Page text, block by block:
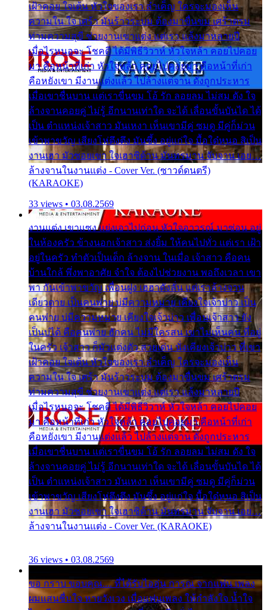
เฝ้าคอย ใจเต้น หัวใจของเรา ลำเค็ญ ใครจะมองเห็น
ความใน ใจ เศร้า มันร้าวระบม ต้องมาขื่นขม เศร้าตรม
ท่ามความสุขี ช่วยงานเขาแต่ง แต่เรา แล้งมาหลายปี
เมื่อไรหนอจะ โชคดี ได้มีพิธีวิวาห์ หัวใจหล้า คอยไปคอย
มา คือหน้าที่เก่า หัวใจหล้า คอยไปคอยมา คือหน้าที่เก่า
คือหยังเขา มีงานแต่งแล้ว ไปล้างแต่จาน ดั่งถูกประหาร
เมื่อเขาชื่นบาน แต่เราขื่นขม โอ้ รัก ลอยลม ไม่สม ดัง ใจ
ล้างจานคอยคู่ ไม่รู้ อีกนานเท่าใด จะได้ เลื่อนขั้นบันได ได้
เป็น ตำแหน่งเจ้าสาว มันเหงา เห็นเขามีคู่ ซมดู มีคู่ก็ม่วน
เข้าพาขวัญ เสียงโห่ตึงตึง มันซึ้ง อยู่แก่ใจ มื้อใด๋หนอ สิเป็น
งานเฮา มัวซอยเขา ใจเฮาซิด้าน มันทรมาน จับจาน เอย…
ล้างจานในงานแต่ง - Cover Ver. (ซาวด์ดนตรี)
(KARAOKE)
33 views • 03.08.2569
งานแต่ง เขาแซง แย่งเอาไปก่อน หัวใจอาวรณ์ มาซ่อน อยู่
ในห้องครัว ข้างนอกเจ้าสาว ส่งยิ้ม ให้คนไปทั่ว แต่เรา เฝ้า
อยู่ในครัว ทำตัวเป็นเด็ก ล้างจาน ในเมื่อ เจ้าสาว คือคน
บ้านใกล้ พึ่งพาอาศัย จำใจ ต้องไปช่วยงาน พอถึงเวลา เขา
พา กันเข้าพาขวัญ เพื่อนฝูง เฮฮาดังลั่น แต่เราล้างจาน
เดียวดาย เป็นคนพ่าย บ่มีความหมาย เคียงใจเจ้าบ่าว เป็น
คนพ่าย บ่มีความหมาย เคียงใจเจ้าบ่าว เพื่อนเจ้าสาว ยัง
เป็นบ่ได้ คือคนพ่าย ฮักคน ไม่มีใครสน เขาไม่เห็นคน ที่อยู่
ในครัว เจ้าสาว ก็มัวแต่งตัว สวยเด่น นั่งเคียงเจ้าบ่าว ที่เขา
เฝ้าคอย ใจเต้น หัวใจของเรา ลำเค็ญ ใครจะมองเห็น
ความใน ใจ เศร้า มันร้าวระบม ต้องมาขื่นขม เศร้าตรม
ท่ามความสุขี ช่วยงานเขาแต่ง แต่เรา แล้งมาหลายปี
เมื่อไรหนอจะ โชคดี ได้มีพิธีวิวาห์ หัวใจหล้า คอยไปคอย
มา คือหน้าที่เก่า หัวใจหล้า คอยไปคอยมา คือหน้าที่เก่า
คือหยังเขา มีงานแต่งแล้ว ไปล้างแต่จาน ดั่งถูกประหาร
เมื่อเขาชื่นบาน แต่เราขื่นขม โอ้ รัก ลอยลม ไม่สม ดัง ใจ
ล้างจานคอยคู่ ไม่รู้ อีกนานเท่าใด จะได้ เลื่อนขั้นบันได ได้
เป็น ตำแหน่งเจ้าสาว มันเหงา เห็นเขามีคู่ ซมดู มีคู่ก็ม่วน
เข้าพาขวัญ เสียงโห่ตึงตึง มันซึ้ง อยู่แก่ใจ มื้อใด๋หนอ สิเป็น
งานเฮา มัวซอยเขา ใจเฮาซิด้าน มันทรมาน จับจาน เอย…
ล้างจานในงานแต่ง - Cover Ver. (KARAOKE)
36 views • 03.08.2569
ขอ กราบ ขอบคุณ.... ที่ได้รับไออุ่น การุณ จากแฟน เพลง
ผมแสนชื่นใจ หายวังเวง เมื่อแฟนเพลง ให้กำลังใจ น้ำใจ